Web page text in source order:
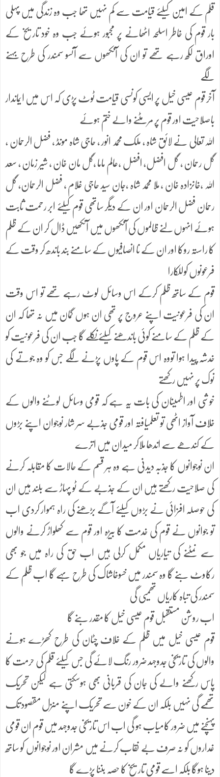
قلم کے امین کیلئے قیامت سے کم نہیں تھا جب وہ زندگی میں پہلی
بار قوم کی خاطر اسلحہ اٹھانے پر مجبور ہوئے جب وہ خود تاریخ کے
اوراق لکھ رہے تھے تو ان کی آنکھوں سے آنسو سمندر کی طرح بہنے
لگے
آخر قوم عیسی خیل پر ایسی کونسی قیامت ٹوٹ پڑی کہ اس میں ایماندار
باصلاحیت اور قوم پر مرمٹنے والے ختم ہوئے
اللہ تعالی نے لائق شاہ ، ملک محمد انور ، حاجی شاہ مونڈ ، فضل الرحمان ،
گل رحمان ، گل افضل، افضل ،عالم ماما ،گل مان خان ، شیر زمان ، سعد
اللہ ،خانزادہ خان ، ملا محمد شاہ ،جان سید حاجی غلام ، فضل الرحمان، گل
رحمان فضل الرحمان اور ان کے دیگر ساتھی قوم کیلئے ابر رحمت ثابت
ہوئے انہوں لنے ظالموں کی آنکھوں میں آنکھیں ڈال کر ان کے ظلم
کا راستہ روکا اور ان کے نا انصافیوں کے سامنے بند باندھ کر وقت کے
فرعونوں کوللکارا
قوم کے ساتھ ظلم کرکے اس وسائل لوٹ رہے تھے تو اس وقت
ان کی فرعونیت اپنے عروج پر تھی ان ہوں گمان میں نہ تھا کہ ان
کے ظلم کے سامنے کوئی باندھنے کیلئے نکلے گا جب ان کی فرعونیت کو
خدشہ پیدا ہوا تووہ اس قوم کے پاوں پڑنے لگے جس کو وہ جوتے کی
نوک پر نہیں رکھتے
خوشی اور اطمینان کی بات یہ ہے کہ قومی وسائل لوٹنے والوں کے
خلاف آواز اٹھی تو تعلمیافتہ اور قومی جذبے سر شار نوجوان اپنے بڑوں
کے کندھے سے اندھا ملاکر میدان میں اترے
ان نوجوانوں کا جذبہ دیدنی ہے وہ ہر قسم کے حالات کا مقابلہ کرنے
کی صلاحیت رکھتے ہیں ان کے جذبے کے ٹو پہاڑ سے بلند ہیں ان
کی حوصلہ افزائی نے بڑوں کیلئے آگے بڑھنے کی راہ ہموار کردی اب
تو جوانوں نے قوم کی خدمت کا بیڑہ اور قوم سے کھلواڑ کرنے والوں
سے نمٹنے کی تیاریاں مکمل کرلی ہیں اب حق کی راہ میں جو بھی
رکاوٹ بنے گا وہ سمندر میں خسوخاشاک کی طرح بہے گا اب ظلم کے
سمندر کی تباہ کاریاں تھمیی گی
اب روشن مستقبل قوم عیسی خیل کا مقدر بنے گا
قوم عیسی خیل میں ظلم کے خلاف چٹان کی طرح کھڑے ہونے
والوں کی تاریخی جدوجہد ضرور رنگ لائے گی جس کیلئے قلم کی حرمت کا
پاس رکھنے والے کی جان کی قربانی بھی ہوسکتی ہے لیکن تحریک
تھمے گی نہیں بلکہ ان کے خون سے تحریک اپنے منزل مقصود تک
پہنچنے میں ضرور کامیاب ہو گی اب اس تاریخی جدوجہد میں قوم ان قومی
غداروں کو نہ صرف بے نقاب کرنے میں مشران اور نوجوانوں کو ساتھ
دینا ہوگا بلکہ اسے قومی تاریخ کا حصہ بننا پڑے گا